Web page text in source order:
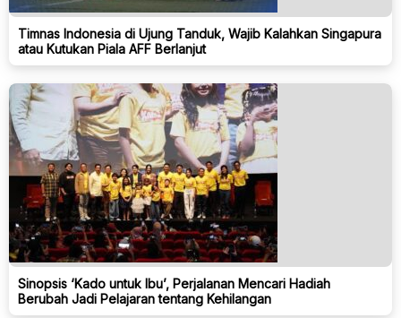
Timnas Indonesia di Ujung Tanduk, Wajib Kalahkan Singapura
atau Kutukan Piala AFF Berlanjut
Sinopsis ‘Kado untuk Ibu’, Perjalanan Mencari Hadiah
Berubah Jadi Pelajaran tentang Kehilangan